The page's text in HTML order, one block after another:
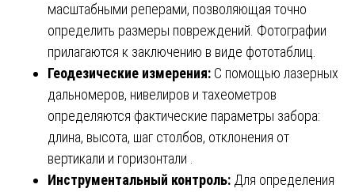
масштабными реперами, позволяющая точно
определить размеры повреждений. Фотографии
прилагаются к заключению в виде фототаблиц.
Геодезические измерения: С помощью лазерных
дальномеров, нивелиров и тахеометров
определяются фактические параметры забора:
длина, высота, шаг столбов, отклонения от
вертикали и горизонтали .
Инструментальный контроль: Для определения